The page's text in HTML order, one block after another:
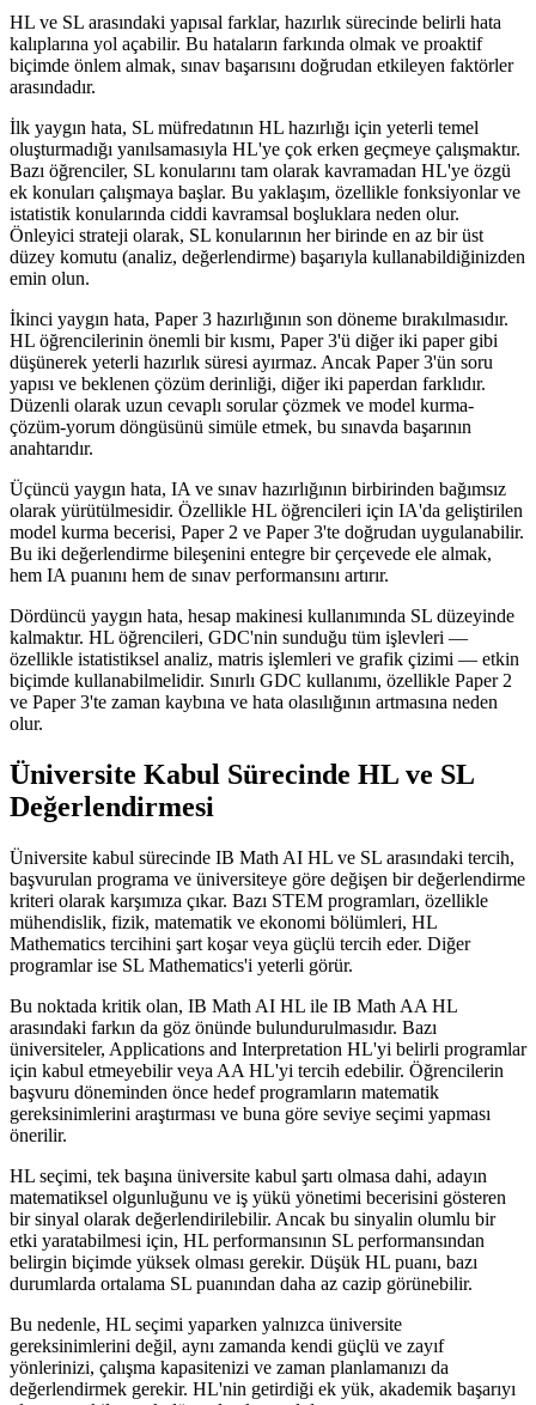
HL ve SL arasındaki yapısal farklar, hazırlık sürecinde belirli hata
kalıplarına yol açabilir. Bu hataların farkında olmak ve proaktif
biçimde önlem almak, sınav başarısını doğrudan etkileyen faktörler
arasındadır.
İlk yaygın hata, SL müfredatının HL hazırlığı için yeterli temel
oluşturmadığı yanılsamasıyla HL'ye çok erken geçmeye çalışmaktır.
Bazı öğrenciler, SL konularını tam olarak kavramadan HL'ye özgü
ek konuları çalışmaya başlar. Bu yaklaşım, özellikle fonksiyonlar ve
istatistik konularında ciddi kavramsal boşluklara neden olur.
Önleyici strateji olarak, SL konularının her birinde en az bir üst
düzey komutu (analiz, değerlendirme) başarıyla kullanabildiğinizden
emin olun.
İkinci yaygın hata, Paper 3 hazırlığının son döneme bırakılmasıdır.
HL öğrencilerinin önemli bir kısmı, Paper 3'ü diğer iki paper gibi
düşünerek yeterli hazırlık süresi ayırmaz. Ancak Paper 3'ün soru
yapısı ve beklenen çözüm derinliği, diğer iki paperdan farklıdır.
Düzenli olarak uzun cevaplı sorular çözmek ve model kurma-
çözüm-yorum döngüsünü simüle etmek, bu sınavda başarının
anahtarıdır.
Üçüncü yaygın hata, IA ve sınav hazırlığının birbirinden bağımsız
olarak yürütülmesidir. Özellikle HL öğrencileri için IA'da geliştirilen
model kurma becerisi, Paper 2 ve Paper 3'te doğrudan uygulanabilir.
Bu iki değerlendirme bileşenini entegre bir çerçevede ele almak,
hem IA puanını hem de sınav performansını artırır.
Dördüncü yaygın hata, hesap makinesi kullanımında SL düzeyinde
kalmaktır. HL öğrencileri, GDC'nin sunduğu tüm işlevleri —
özellikle istatistiksel analiz, matris işlemleri ve grafik çizimi — etkin
biçimde kullanabilmelidir. Sınırlı GDC kullanımı, özellikle Paper 2
ve Paper 3'te zaman kaybına ve hata olasılığının artmasına neden
olur.
Üniversite Kabul Sürecinde HL ve SL
Değerlendirmesi
Üniversite kabul sürecinde IB Math AI HL ve SL arasındaki tercih,
başvurulan programa ve üniversiteye göre değişen bir değerlendirme
kriteri olarak karşımıza çıkar. Bazı STEM programları, özellikle
mühendislik, fizik, matematik ve ekonomi bölümleri, HL
Mathematics tercihini şart koşar veya güçlü tercih eder. Diğer
programlar ise SL Mathematics'i yeterli görür.
Bu noktada kritik olan, IB Math AI HL ile IB Math AA HL
arasındaki farkın da göz önünde bulundurulmasıdır. Bazı
üniversiteler, Applications and Interpretation HL'yi belirli programlar
için kabul etmeyebilir veya AA HL'yi tercih edebilir. Öğrencilerin
başvuru döneminden önce hedef programların matematik
gereksinimlerini araştırması ve buna göre seviye seçimi yapması
önerilir.
HL seçimi, tek başına üniversite kabul şartı olmasa dahi, adayın
matematiksel olgunluğunu ve iş yükü yönetimi becerisini gösteren
bir sinyal olarak değerlendirilebilir. Ancak bu sinyalin olumlu bir
etki yaratabilmesi için, HL performansının SL performansından
belirgin biçimde yüksek olması gerekir. Düşük HL puanı, bazı
durumlarda ortalama SL puanından daha az cazip görünebilir.
Bu nedenle, HL seçimi yaparken yalnızca üniversite
gereksinimlerini değil, aynı zamanda kendi güçlü ve zayıf
yönlerinizi, çalışma kapasitenizi ve zaman planlamanızı da
değerlendirmek gerekir. HL'nin getirdiği ek yük, akademik başarıyı